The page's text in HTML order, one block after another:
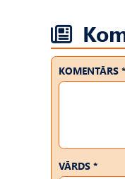
KOMENTĀRS *
VĀRDS *